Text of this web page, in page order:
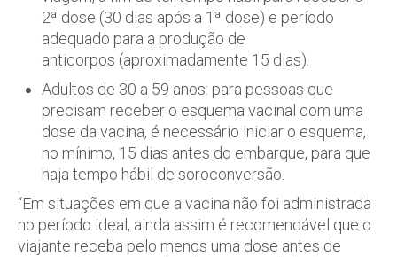
2ª dose (30 dias após a 1ª dose) e período
adequado para a produção de
anticorpos (aproximadamente 15 dias).
Adultos de 30 a 59 anos: para pessoas que
precisam receber o esquema vacinal com uma
dose da vacina, é necessário iniciar o esquema,
no mínimo, 15 dias antes do embarque, para que
haja tempo hábil de soroconversão.
“Em situações em que a vacina não foi administrada
no período ideal, ainda assim é recomendável que o
viajante receba pelo menos uma dose antes de